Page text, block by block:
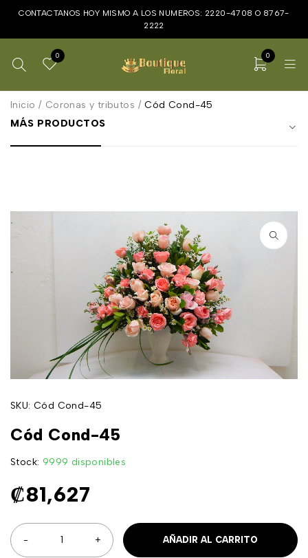
CONTACTANOS HOY MISMO A LOS NUMEROS: 2220-4708 O 8767-
2222
0 0
Inicio / Coronas y tributos / Cód Cond-45
MÁS PRODUCTOS
SKU: Cód Cond-45
Cód Cond-45
Stock: 9999 disponibles
₡81,627
AÑADIR AL CARRITO